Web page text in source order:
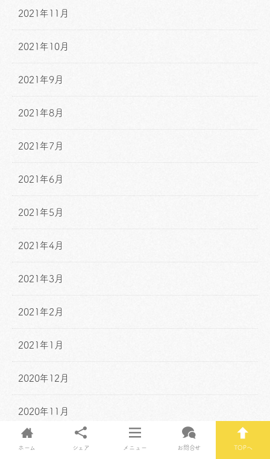
2021年11月
2021年10月
2021年9月
2021年8月
2021年7月
2021年6月
2021年5月
2021年4月
2021年3月
2021年2月
2021年1月
2020年12月
2020年11月
2020年10月
ホーム シェア メニュー お問合せ TOPへ